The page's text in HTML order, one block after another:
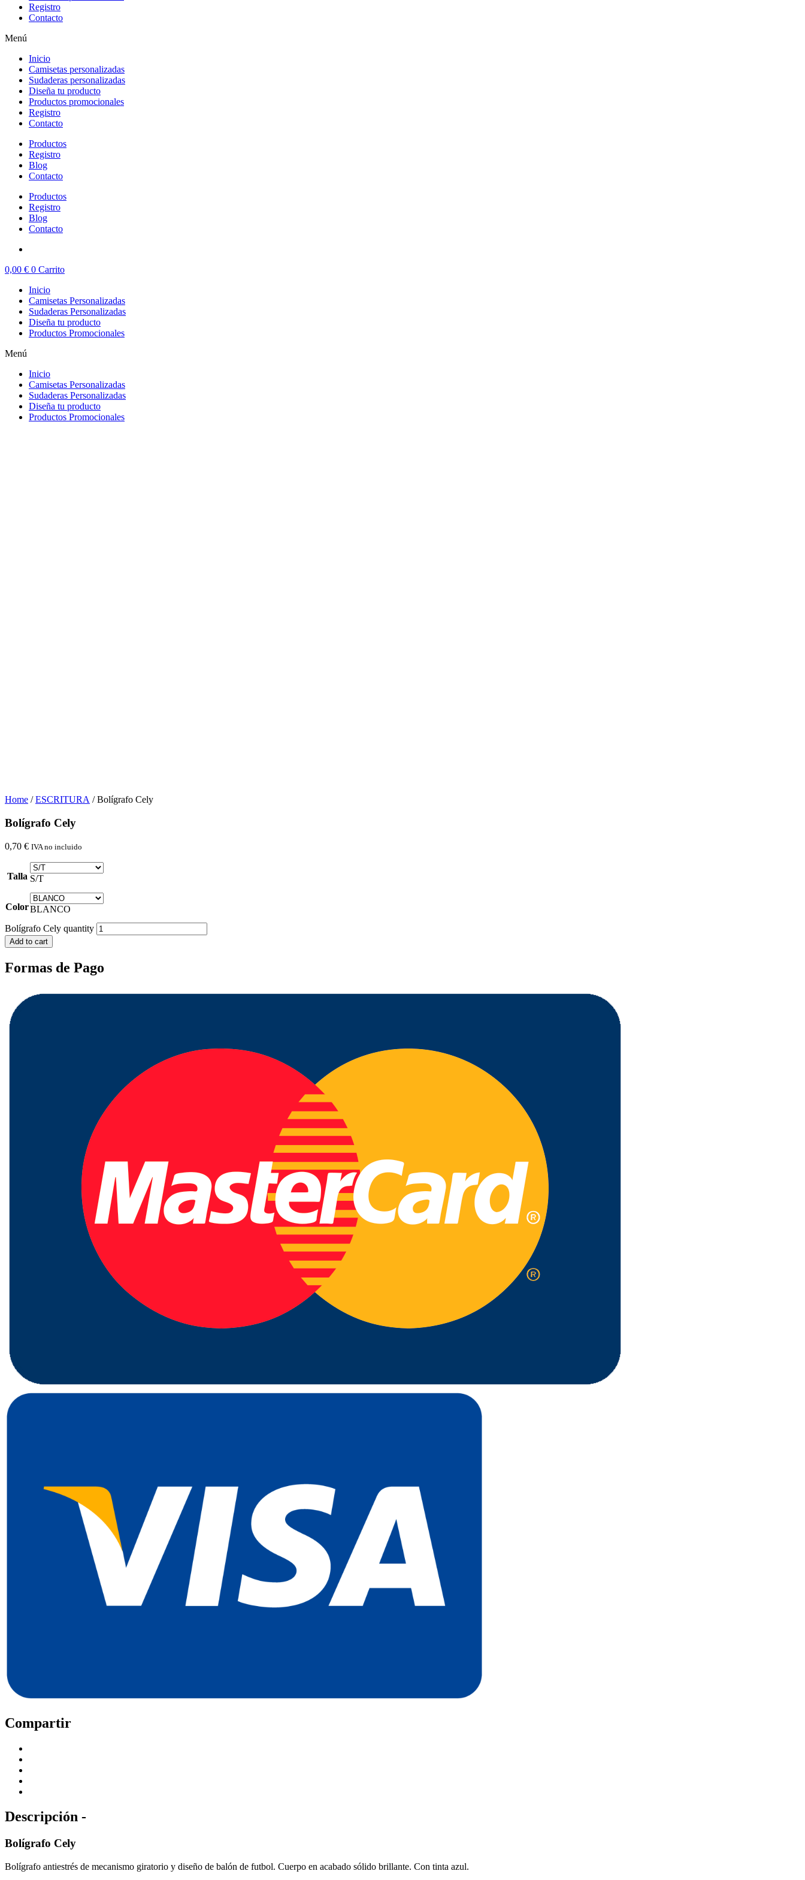
Registro
Contacto
Menú
Inicio
Camisetas personalizadas
Sudaderas personalizadas
Diseña tu producto
Productos promocionales
Registro
Contacto
Productos
Registro
Blog
Contacto
Productos
Registro
Blog
Contacto
0,00 € 0 Carrito
Inicio
Camisetas Personalizadas
Sudaderas Personalizadas
Diseña tu producto
Productos Promocionales
Menú
Inicio
Camisetas Personalizadas
Sudaderas Personalizadas
Diseña tu producto
Productos Promocionales
Home /ESCRITURA / Bolígrafo Cely
Bolígrafo Cely
0,70 € IVA no incluido
Talla S/T
ColorBLANCO
Bolígrafo Cely quantity
Add to cart
Formas de Pago
Compartir
Descripción -
Bolígrafo Cely
Bolígrafo antiestrés de mecanismo giratorio y diseño de balón de futbol. Cuerpo en acabado sólido brillante. Con tinta azul.